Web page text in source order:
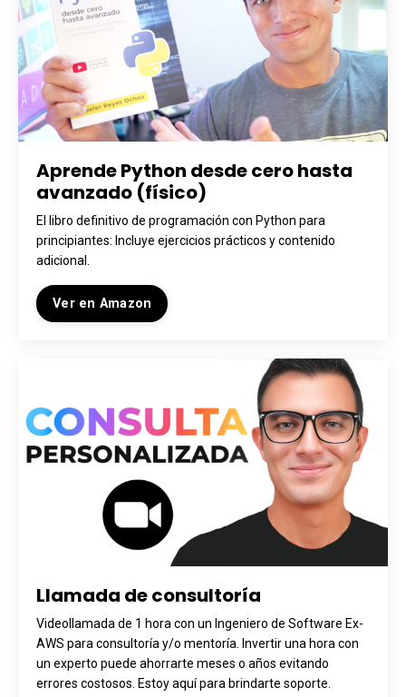
Aprende Python desde cero hasta
avanzado (físico)
El libro definitivo de programación con Python para
principiantes: Incluye ejercicios prácticos y contenido
adicional.
Ver en Amazon
Llamada de consultoría
Videollamada de 1 hora con un Ingeniero de Software Ex-
AWS para consultoría y/o mentoría. Invertir una hora con
un experto puede ahorrarte meses o años evitando
errores costosos. Estoy aquí para brindarte soporte.